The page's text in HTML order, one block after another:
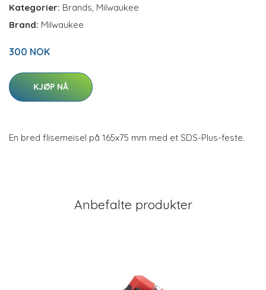
Kategorier: Brands, Milwaukee
Brand: Milwaukee
300 NOK
KJØP NÅ
En bred flisemeisel på 165x75 mm med et SDS-Plus-feste.
Anbefalte produkter